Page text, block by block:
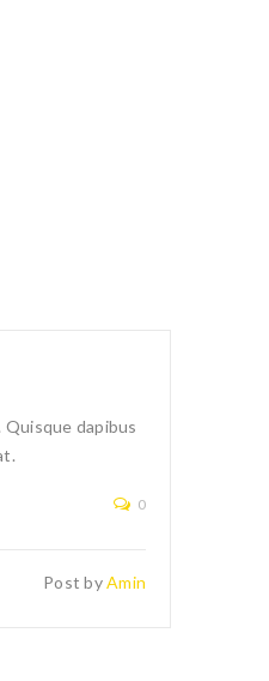
dapibus
0
Post byAmin